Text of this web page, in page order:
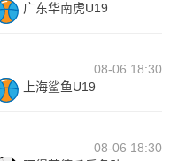
广东华南虎U19
08-06 18:30
上海鲨鱼U19
08-06 18:30